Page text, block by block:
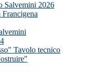
Salvemini 2026
Tavolo tecnico